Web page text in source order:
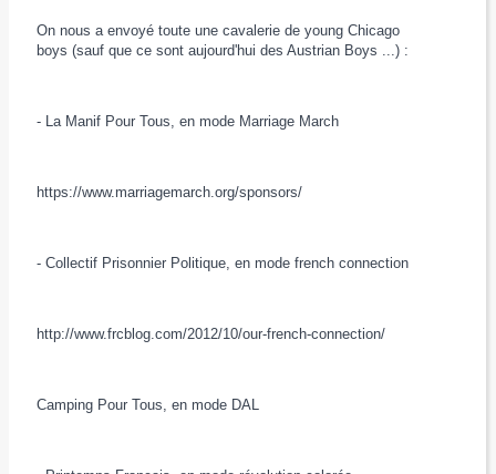
On nous a envoyé toute une cavalerie de young Chicago
boys (sauf que ce sont aujourd'hui des Austrian Boys ...) :
- La Manif Pour Tous, en mode Marriage March
https://www.marriagemarch.org/sponsors/
- Collectif Prisonnier Politique, en mode french connection
http://www.frcblog.com/2012/10/our-french-connection/
Camping Pour Tous, en mode DAL